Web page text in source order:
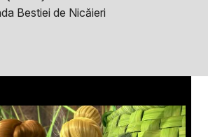
Bestiei de Nicăieri